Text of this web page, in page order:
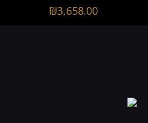
₪3,658.00